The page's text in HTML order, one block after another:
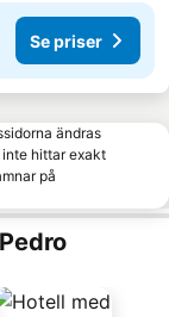
Se priser
ändras
hittar exakt
på